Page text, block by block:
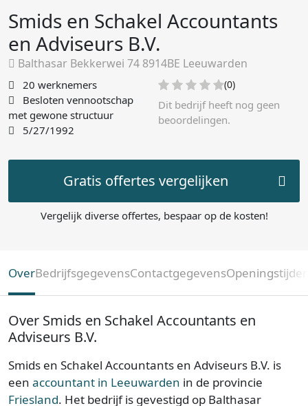
Smids en Schakel Accountants
en Adviseurs B.V.
Balthasar Bekkerwei 74 8914BE Leeuwarden
20 werknemers
Besloten vennootschap
met gewone structuur
5/27/1992
(0)
Dit bedrijf heeft nog geen
beoordelingen.
Gratis offertes vergelijken
Vergelijk diverse offertes, bespaar op de kosten!
OverBedrijfsgegevensContactgegevens
Over Smids en Schakel Accountants en
Adviseurs B.V.
Smids en Schakel Accountants en Adviseurs B.V. is
een accountant in Leeuwarden in de provincie
Friesland. Het bedrijf is gevestigd op Balthasar